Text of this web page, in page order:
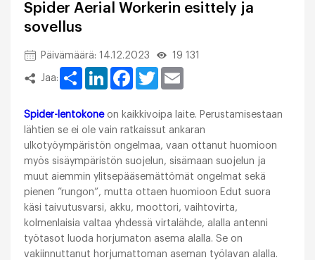
Spider Aerial Workerin esittely ja
sovellus
Päivämäärä: 14.12.2023 19 131
Jaa:
Share LinkedInFacebook
Twitter
Spider-lentokoneon kaikkivoipa laite. Perustamisestaan
lähtien se ei ole vain ratkaissut ankaran
ulkotyöympäristön ongelmaa, vaan ottanut huomioon
myös sisäympäristön suojelun, sisämaan suojelun ja
muut aiemmin ylitsepääsemättömät ongelmat sekä
pienen ”rungon”, mutta ottaen huomioon Edut suora
käsi taivutusvarsi, akku, moottori, vaihtovirta,
kolmenlaisia valtaa yhdessä virtalähde, alalla antenni
työtasot luoda horjumaton asema alalla. Se on
vakiinnuttanut horjumattoman aseman työlavan alalla.